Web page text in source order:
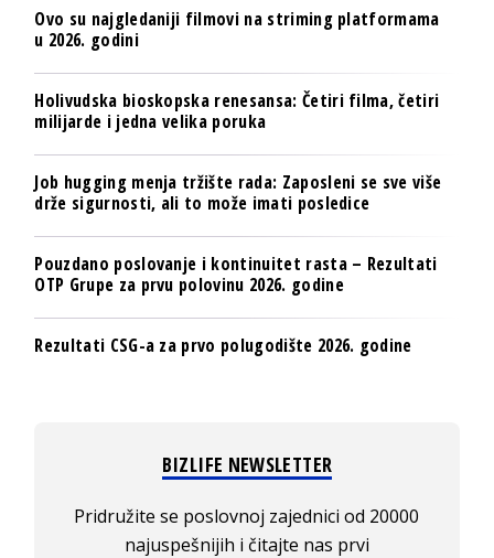
Ovo su najgledaniji filmovi na striming platformama
u 2026. godini
Holivudska bioskopska renesansa: Četiri filma, četiri
milijarde i jedna velika poruka
Job hugging menja tržište rada: Zaposleni se sve više
drže sigurnosti, ali to može imati posledice
Pouzdano poslovanje i kontinuitet rasta – Rezultati
OTP Grupe za prvu polovinu 2026. godine
Rezultati CSG-a za prvo polugodište 2026. godine
BIZLIFE NEWSLETTER
Pridružite se poslovnoj zajednici od 20000
najuspešnijih i čitajte nas prvi